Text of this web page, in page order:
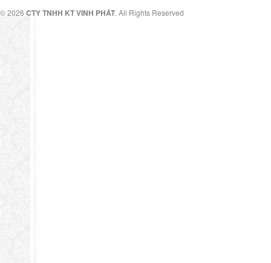
© 2026 CTY TNHH KT VINH PHÁT. All Rights Reserved